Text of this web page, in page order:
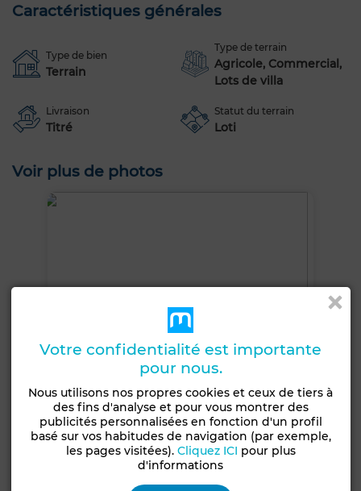
Caractéristiques générales
Type de bien
Terrain
Type de terrain
Agricole, Commercial,
Lots de villa
Livraison
Titré
Statut du terrain
Loti
Voir plus de photos
+3 PHOTOS
Votre confidentialité est importante
pour nous.
Nous utilisons nos propres cookies et ceux de tiers à
des fins d'analyse et pour vous montrer des
publicités personnalisées en fonction d'un profil
basé sur vos habitudes de navigation (par exemple,
les pages visitées). Cliquez ICI pour plus
d'informations